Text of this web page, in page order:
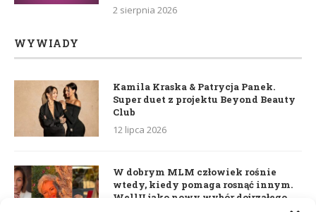
2 sierpnia 2026
WYWIADY
Kamila Kraska & Patrycja Panek.
Super duet z projektu Beyond Beauty
Club
12 lipca 2026
W dobrym MLM człowiek rośnie
wtedy, kiedy pomaga rosnąć innym.
WellU jako nowy wybór dojrzałego